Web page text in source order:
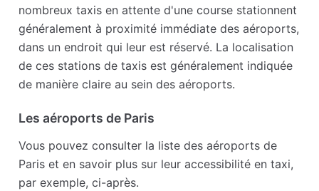
nombreux taxis en attente d'une course stationnent
généralement à proximité immédiate des aéroports,
dans un endroit qui leur est réservé. La localisation
de ces stations de taxis est généralement indiquée
de manière claire au sein des aéroports.
Les aéroports de Paris
Vous pouvez consulter la liste des aéroports de
Paris et en savoir plus sur leur accessibilité en taxi,
par exemple, ci-après.